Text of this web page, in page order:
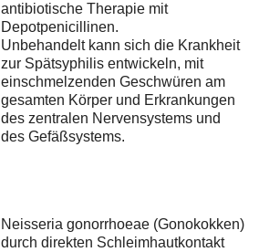
antibiotische Therapie mit
Depotpenicillinen.
Unbehandelt kann sich die Krankheit
zur Spätsyphilis entwickeln, mit
einschmelzenden Geschwüren am
gesamten Körper und Erkrankungen
des zentralen Nervensystems und
des Gefäßsystems.
Neisseria gonorrhoeae (Gonokokken)
durch direkten Schleimhautkontakt